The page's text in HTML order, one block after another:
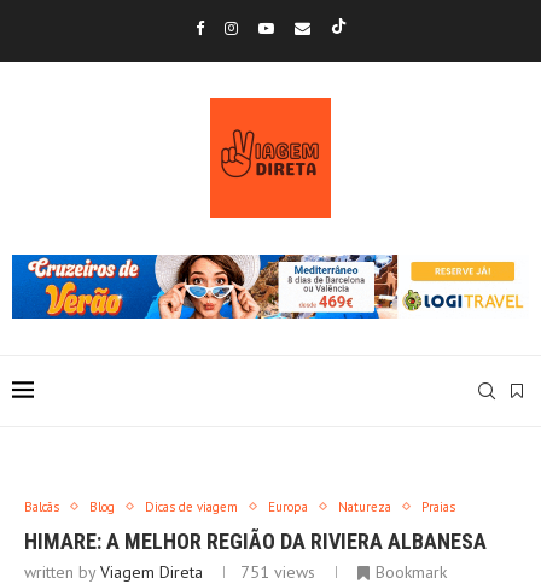
Balcãs Blog Dicas de viagem Europa Natureza Praias
HIMARE: A MELHOR REGIÃO DA RIVIERA ALBANESA
written byViagem Direta 751 views Bookmark